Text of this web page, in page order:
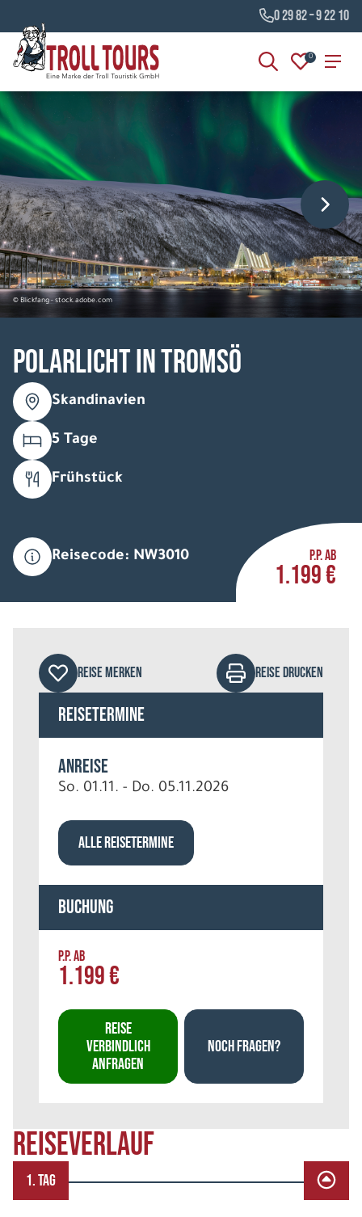
0 29 82 – 9 22 10
0
© Blickfang - stock.adobe.com
Polarlicht in Tromsö
Skandinavien
5 Tage
Frühstück
Reisecode: NW3010 P.P. AB
1.199 €
REISEVERLAUF
1. TAG
REISE MERKEN REISE DRUCKEN
Reisetermine
Anreise
So. 01.11. - Do. 05.11.2026
ALLE REISETERMINE
Buchung
P.P. AB
1.199 €
REISE
VERBINDLICH
ANFRAGEN
NOCH FRAGEN?